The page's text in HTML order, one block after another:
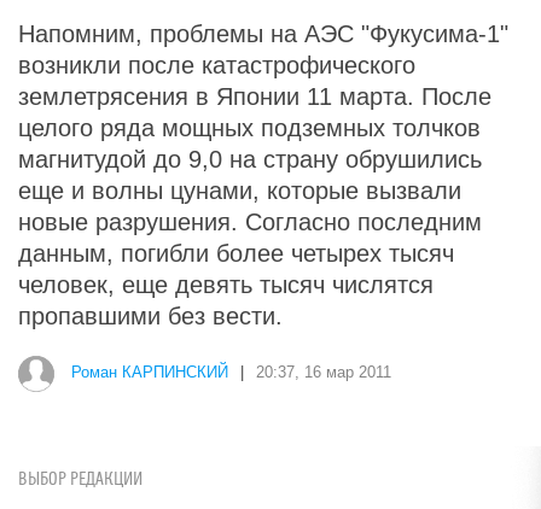
Напомним, проблемы на АЭС "Фукусима-1"
возникли после катастрофического
землетрясения в Японии 11 марта. После
целого ряда мощных подземных толчков
магнитудой до 9,0 на страну обрушились
еще и волны цунами, которые вызвали
новые разрушения. Согласно последним
данным, погибли более четырех тысяч
человек, еще девять тысяч числятся
пропавшими без вести.
Роман КАРПИНСКИЙ 20:37, 16 мар 2011
ВЫБОР РЕДАКЦИИ